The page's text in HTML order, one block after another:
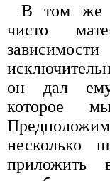
В том же
чисто
он дал ему
которое
несколько